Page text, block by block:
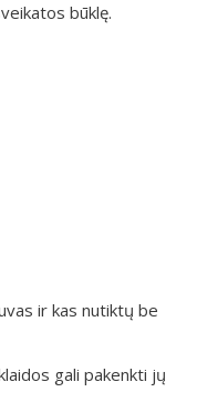
būklę.
ir kas nutiktų be
gali pakenkti jų